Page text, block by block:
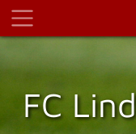
FC